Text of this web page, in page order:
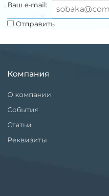
Ваш e-mail:
Отправить
Компания
О компании
События
Статьи
Реквизиты